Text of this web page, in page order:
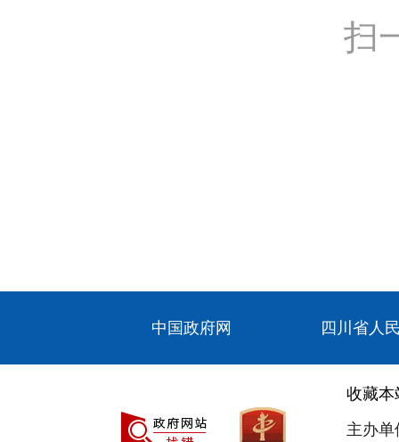
扫
中国政府网 四川省人
收藏本
主办